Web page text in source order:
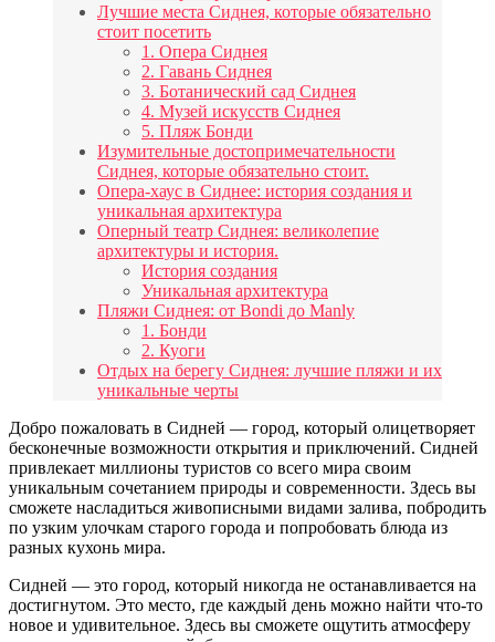
Лучшие места Сиднея, которые обязательно
стоит посетить
1. Опера Сиднея
2. Гавань Сиднея
3. Ботанический сад Сиднея
4. Музей искусств Сиднея
5. Пляж Бонди
Изумительные достопримечательности
Сиднея, которые обязательно стоит.
Опера-хаус в Сиднее: история создания и
уникальная архитектура
Оперный театр Сиднея: великолепие
архитектуры и история.
История создания
Уникальная архитектура
Пляжи Сиднея: от Bondi до Manly
1. Бонди
2. Куоги
Отдых на берегу Сиднея: лучшие пляжи и их
уникальные черты
Добро пожаловать в Сидней — город, который олицетворяет
бесконечные возможности открытия и приключений. Сидней
привлекает миллионы туристов со всего мира своим
уникальным сочетанием природы и современности. Здесь вы
сможете насладиться живописными видами залива, побродить
по узким улочкам старого города и попробовать блюда из
разных кухонь мира.
Сидней — это город, который никогда не останавливается на
достигнутом. Это место, где каждый день можно найти что-то
новое и удивительное. Здесь вы сможете ощутить атмосферу